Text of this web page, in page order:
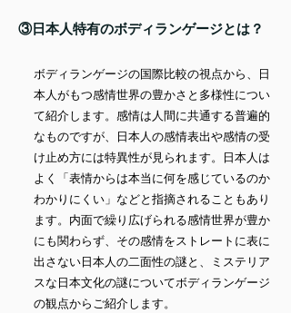
③日本人特有のボディランゲージとは？
ボディランゲージの国際比較の視点から、日
本人がもつ感情世界の豊かさと多様性につい
て紹介します。感情は人間に共通する普遍的
なものですが、日本人の感情表出や感情の受
け止め方には特異性が見られます。日本人は
よく「表情からは本当に何を感じているのか
わかりにくい」などと指摘されることもあり
ます。内面で繰り広げられる感情世界が豊か
にも関わらず、その感情をストレートに表に
出さない日本人の二面性の謎と、ミステリア
スな日本文化の謎についてボディランゲージ
の観点からご紹介します。